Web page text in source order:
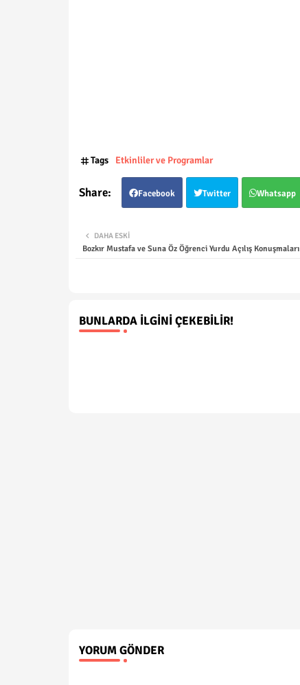
Tags Etkinliler ve Programlar
Facebook Twitter Whatsapp
DAHA ESKI
Bozkır Mustafa ve Suna Öz Öğrenci Yurdu Açılış Konuşmaları
BUNLARDA İLGINI ÇEKEBILIR!
YORUM GÖNDER